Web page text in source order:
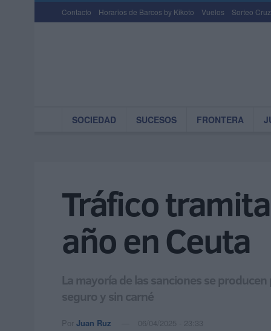
Contacto Horarios de Barcos by Kikoto Vuelos Sorteo
SOCIEDAD SUCESOS FRONTERA
Tráfico
año en Ceuta
La mayoría de las sanciones se
seguro y sin carné
Por Juan Ruz 06/04/2025 - 23:33